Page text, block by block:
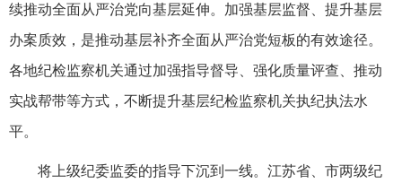
续推动全面从严治党向基层延伸。加强基层监督、提升基层
办案质效，是推动基层补齐全面从严治党短板的有效途径。
各地纪检监察机关通过加强指导督导、强化质量评查、推动
实战帮带等方式，不断提升基层纪检监察机关执纪执法水
平。
将上级纪委监委的指导下沉到一线。江苏省、市两级纪